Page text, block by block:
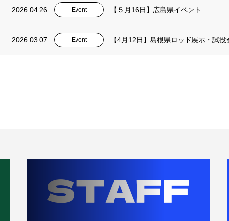
2026.04.26 Event 【５月16日】広島県イベント
2026.03.07 Event 【4月12日】島根県ロッド展示・試投